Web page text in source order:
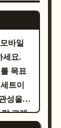
의 고급
. 브
며, 6
아웃
야 하
여
듬감을
라주
2
바일
세요.
목표
트이
성을
그레